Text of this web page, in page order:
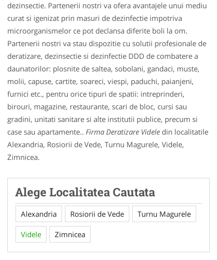
dezinsectie. Partenerii nostri va ofera avantajele unui mediu
curat si igenizat prin masuri de dezinfectie impotriva
microorganismelor ce pot declansa diferite boli la om.
Partenerii nostri va stau dispozitie cu solutii profesionale de
deratizare, dezinsectie si dezinfectie DDD de combatere a
daunatorilor: plosnite de saltea, sobolani, gandaci, muste,
molii, capuse, cartite, soareci, viespi, paduchi, paianjeni,
furnici etc., pentru orice tipuri de spatii: intreprinderi,
birouri, magazine, restaurante, scari de bloc, cursi sau
gradini, unitati sanitare si alte institutii publice, precum si
case sau apartamente.. Firma Deratizare Videle din localitatile
Alexandria, Rosiorii de Vede, Turnu Magurele, Videle,
Zimnicea.
Alege Localitatea Cautata
Alexandria Rosiorii de Vede Turnu Magurele
Videle Zimnicea